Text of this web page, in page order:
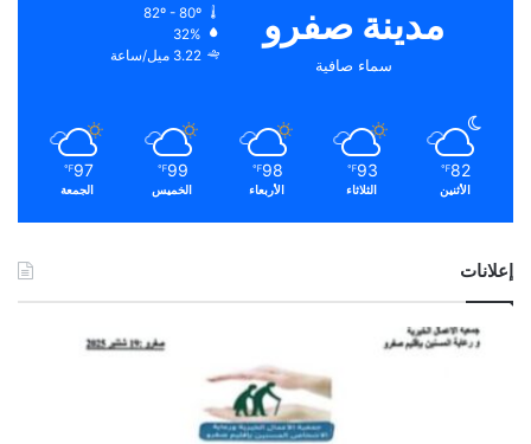
مدينة صفرو
سماء صافية
82º - 80º
32%
3.22 ميل/ساعة
82
℉
الأثنين
93
℉
الثلاثاء
98
℉
الأربعاء
99
℉
الخميس
97
℉
الجمعة
إعلانات